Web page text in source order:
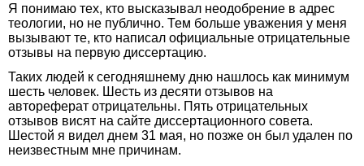
Я понимаю тех, кто высказывал неодобрение в адрес
теологии, но не публично. Тем больше уважения у меня
вызывают те, кто написал официальные отрицательные
отзывы на первую диссертацию.
Таких людей к сегодняшнему дню нашлось как минимум
шесть человек. Шесть из десяти отзывов на
автореферат отрицательны. Пять отрицательных
отзывов висят на сайте диссертационного совета.
Шестой я видел днем 31 мая, но позже он был удален по
неизвестным мне причинам.